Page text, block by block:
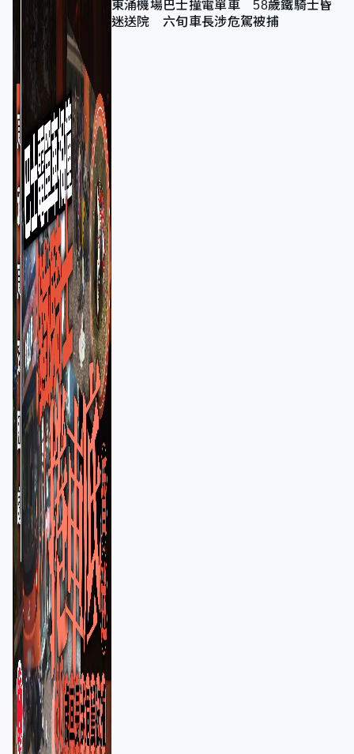
東涌機場巴士撞電單車 58歲鐵騎士昏
迷送院 六旬車長涉危駕被捕